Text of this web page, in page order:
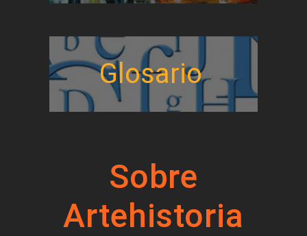
Glosario
Sobre
Artehistoria